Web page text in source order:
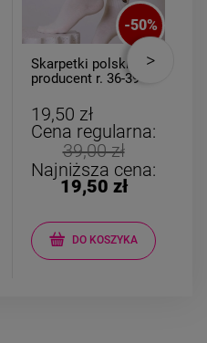
-50%
Skarpetki polski
producent r. 36-39
19,50 zł
Cena regularna:
39,00 zł
Najniższa cena:
19,50 zł
DO KOSZYKA